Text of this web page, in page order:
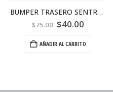
BUMPER TRASERO SENTRA 14
$75.00 $40.00
AÑADIR AL CARRITO